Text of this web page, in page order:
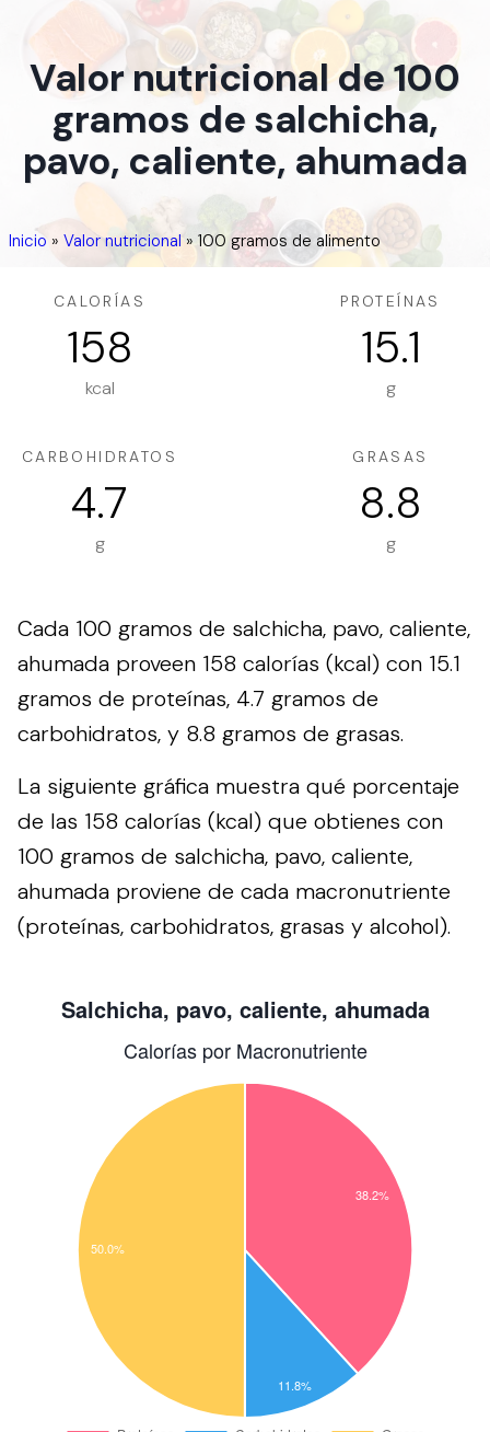
Valor nutricional de 100
gramos de salchicha,
pavo, caliente, ahumada
Inicio » Valor nutricional» 100 gramos de alimento
CALORÍAS
158
kcal
PROTEÍNAS
15.1
g
CARBOHIDRATOS
4.7
g
GRASAS
8.8
g
Cada 100 gramos de salchicha, pavo, caliente,
ahumada proveen 158 calorías (kcal) con 15.1
gramos de proteínas, 4.7 gramos de
carbohidratos, y 8.8 gramos de grasas.
La siguiente gráfica muestra qué porcentaje
de las 158 calorías (kcal) que obtienes con
100 gramos de salchicha, pavo, caliente,
ahumada proviene de cada macronutriente
(proteínas, carbohidratos, grasas y alcohol).